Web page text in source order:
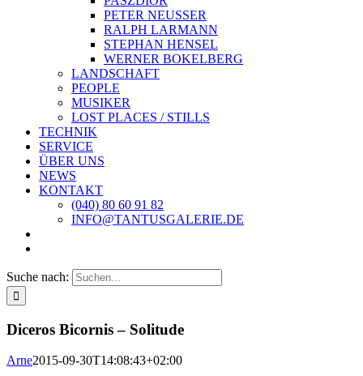
PETER NEUSSER
RALPH LARMANN
STEPHAN HENSEL
WERNER BOKELBERG
LANDSCHAFT
PEOPLE
MUSIKER
LOST PLACES / STILLS
TECHNIK
SERVICE
ÜBER UNS
NEWS
KONTAKT
(040) 80 60 91 82
INFO@TANTUSGALERIE.DE
Suche nach:
Diceros Bicornis – Solitude
Arne2015-09-30T14:08:43+02:00